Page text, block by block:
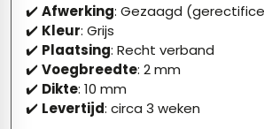
✔️Afwerking: Gezaagd
✔️ Kleur: Grijs
✔️ Plaatsing: Recht verband
✔️Voegbreedte: 2 mm
✔️ Dikte: 10 mm
✔️ Levertijd: circa 3 weken